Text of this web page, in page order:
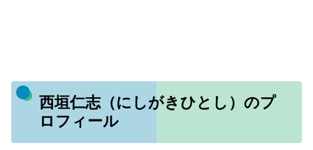
西垣仁志（にしがきひとし）のプ
ロフィール